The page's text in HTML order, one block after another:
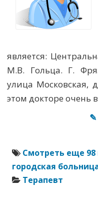
является:
М.В. Гольца. Г.
улица Московская,
этом докторе очень
✎
Смотреть еще
городская
Терапевт